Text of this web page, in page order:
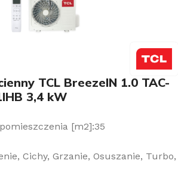
TCL BreezeIN 1.0 TAC-
3,4 kW
[m2]:35
Cichy, Grzanie, Osuszanie, Turbo,